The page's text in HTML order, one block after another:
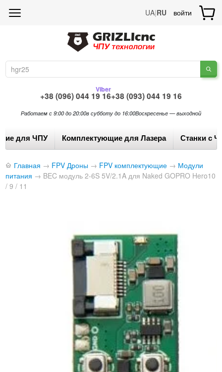
UA|RU войти
+38 (096) 044 19 16
Viber
+38 (093) 044 19 16
Работаем с 9:00 до 20:00в субботу до 16:00Воскресенье — выходной
для ЧПУ Комплектующие для Лазера Станки с
Главная → FPV Дроны → FPV комплектующие → Модули
питания → BEC модуль 2-6S 5V/2.1A для Naked GOPRO Hero10
/ 9 / 11